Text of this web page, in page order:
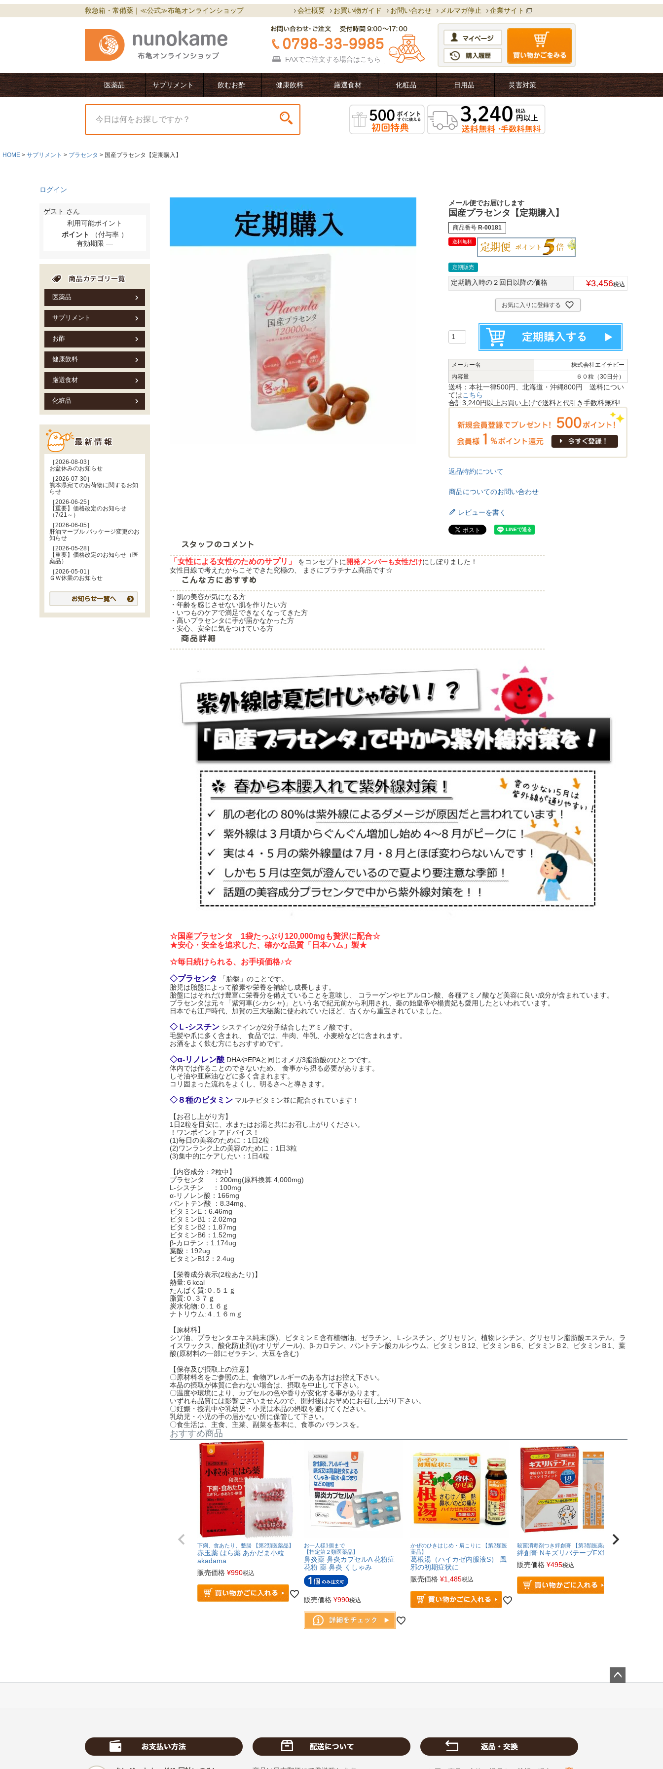
救急箱・常備薬｜≪公式≫布亀オンラインショップ 会社概要 お買い物ガイド お問い合わせ メルマガ停止 企業サイト
FAXでご注文する場合は こちら
医薬品 サプリメント 飲むお酢 健康飲料 厳選食材 化粧品 日用品 災害対策
HOME サプリメント プラセンタ 国産プラセンタ【定期購入】
ログイン
ゲスト さん
利用可能ポイント
ポイント
（付与率 ）
有効期限
医薬品
サプリメント
お酢
健康飲料
厳選食材
化粧品
［2026-08-03］
お盆休みのお知らせ
［2026-07-30］
熊本県宛てのお荷物に関するお知
らせ
［2026-06-25］
【重要】価格改定のお知らせ
（7/21～）
［2026-06-05］
肝油マーブル パッケージ変更のお
知らせ
［2026-05-28］
【重要】価格改定のお知らせ（医
薬品）
［2026-05-01］
ＧＷ休業のお知らせ
メール便でお届けします
国産プラセンタ【定期購入】
商品番号 R-00181
送料無料
定期販売
定期購入時の２回目以降の価格 ¥3,456税込
お気に入りに登録する
メーカー名
株式会社エイチビー
内容量
６０粒（30日分）
送料：本社一律500円、北海道・沖縄800円 送料につい
てはこちら
合計3,240円以上お買い上げで送料と代引き手数料無料!
返品特約について
商品についてのお問い合わせ
レビューを書く
「女性による女性のためのサプリ」 をコンセプトに 開発メンバーも女性だけにしぼりました！
女性目線で考えたからこそできた究極の、 まさにプラチナム商品です☆
・肌の美容が気になる方
・年齢を感じさせない肌を作りたい方
・いつものケアで満足できなくなってきた方
・高いプラセンタに手が届かなかった方
・安心、安全に気をつけている方
☆国産プラセンタ 1袋たっぷり120,000mgも贅沢に配合☆
★安心・安全を追求した、確かな品質「日本ハム」製★
☆毎日続けられる、お手頃価格♪☆
◇プラセンタ
「胎盤」のことです。
胎児は胎盤によって酸素や栄養を補給し成長します。
胎盤にはそれだけ豊富に栄養分を備えていることを意味し、 コラーゲンやヒアルロン酸、各種アミノ酸など美容に良い成分が含まれています。
プラセンタは元々「紫河車(シカシャ)」という名で紀元前から利用され、秦の始皇帝や楊貴妃も愛用したといわれています。
日本でも江戸時代、加賀の三大秘薬に使われていたほど、古くから重宝されていました。
◇Ｌ-シスチン システインが2分子結合したアミノ酸です。
毛髪や爪に多く含まれ、 食品では、牛肉、牛乳、小麦粉などに含まれます。
お酒をよく飲む方にもおすすめです。
◇α-リノレン酸 DHAやEPAと同じオメガ3脂肪酸のひとつです。
体内では作ることのできないため、 食事から摂る必要があります。
しそ油や亜麻油などに多く含まれます。
コリ固まった流れをよくし、明るさへと導きます。
◇８種のビタミン マルチビタミン並に配合されています！
【お召し上がり方】
1日2粒を目安に、水またはお湯と共にお召し上がりください。
！ワンポイントアドバイス！
(1)毎日の美容のために：1日2粒
(2)ワンランク上の美容のために：1日3粒
(3)集中的にケアしたい：1日4粒
【内容成分：2粒中】
プラセンタ ：200mg(原料換算 4,000mg)
L-シスチン ：100mg
α-リノレン酸：166mg
パントテン酸 ：8.34mg、
ビタミンE：6.46mg
ビタミンB1：2.02mg
ビタミンB2：1.87mg
ビタミンB6：1.52mg
β-カロテン：1.174ug
葉酸：192ug
ビタミンB12：2.4ug
【栄養成分表示(2粒あたり)】
熱量:６kcal
たんぱく質:０.５１ｇ
脂質:０.３７ｇ
炭水化物:０.１６ｇ
ナトリウム:４.１６ｍｇ
【原材料】
シソ油、プラセンタエキス純末(豚)、ビタミンＥ含有植物油、ゼラチン、Ｌ-シスチン、グリセリン、植物レシチン、グリセリン脂肪酸エステル、ラ
イスワックス、酸化防止剤(γオリザノール)、β-カロテン、パントテン酸カルシウム、ビタミンＢ12、ビタミンＢ6、ビタミンＢ2、ビタミンＢ1、葉
酸(原材料の一部にゼラチン、大豆を含む)
【保存及び摂取上の注意】
〇原材料名をご参照の上、食物アレルギーのある方はお控え下さい。
本品の摂取が体質に合わない場合は、摂取を中止して下さい。
〇温度や環境により、カプセルの色や香りが変化する事があります。
いずれも品質には影響ございませんので、開封後はお早めにお召し上がり下さい。
〇妊娠・授乳中や乳幼児・小児は本品の摂取を避けてください。
乳幼児・小児の手の届かない所に保管して下さい。
〇食生活は、主食、主菜、副菜を基本に、食事のバランスを。
おすすめ商品
下痢、食あたり、整腸 【第2類医薬品】
赤玉薬 はら薬 あかだま小粒
akadama
販売価格 ¥990税込
お一人様1個まで
【指定第２類医薬品】
鼻炎薬 鼻炎カプセルA 花粉症
花粉 薬 鼻炎 くしゃみ
販売価格 ¥990税込
かぜのひきはじめ・肩こりに 【第2類医
薬品】
葛根湯（ハイカゼ内服液S） 風
邪の初期症状に
販売価格 ¥1,485税込
殺菌消毒剤つき絆創膏 【第3類医薬品】
絆創膏 NキズリバテープFX1
販売価格 ¥495税込